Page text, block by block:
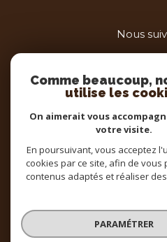
Nous
© 2026 | Tous droits réservés
Google |
Nos honoraires
Plan du site
Admin
Nos liens
Comme beaucoup,
utilise les
On aimerait vous
votre visite.
En poursuivant, vous acceptez
cookies par ce site, afin de vous
contenus adaptés et réaliser
PARAMÉTRER